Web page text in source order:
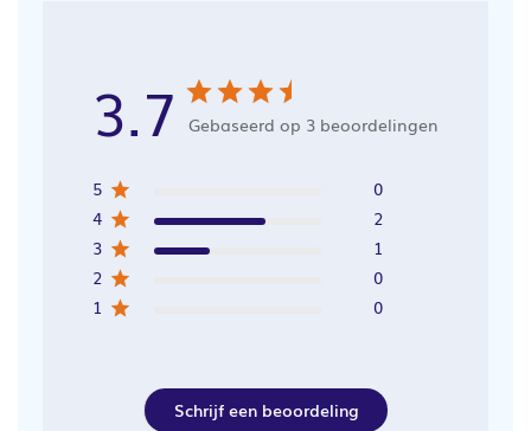
3.7 Gebaseerd op 3 beoordelingen
5
0
4
2
3
1
2
0
1
0
Schrijf een beoordeling